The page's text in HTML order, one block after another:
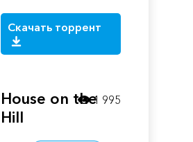
Скачать торрент
House on the
Hill
1 995